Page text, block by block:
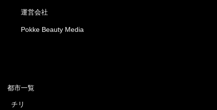
運営会社
Pokke Beauty Media
都市一覧
チリ